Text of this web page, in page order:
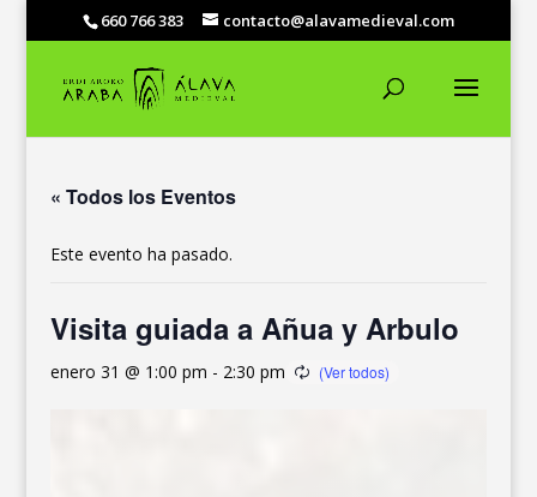
660 766 383 contacto@alavamedieval.com
« Todos los Eventos
Este evento ha pasado.
Visita guiada a Añua y Arbulo
enero 31 @ 1:00 pm - 2:30 pm